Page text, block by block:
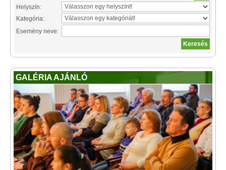
Helyszín:
Kategória:
Esemény neve:
GALÉRIA AJÁNLÓ